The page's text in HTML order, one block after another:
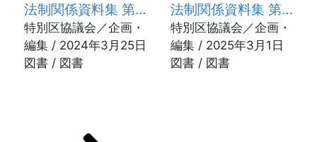
法制関係資料集 第1
期 特別区の誕生
特別区協議会／企画・
編集 / 2024年3月25日
図書 / 図書
法制関係資料集 第2
期 区長公選廃止(上)
特別区協議会／企画・
編集 / 2025年3月1日
図書 / 図書